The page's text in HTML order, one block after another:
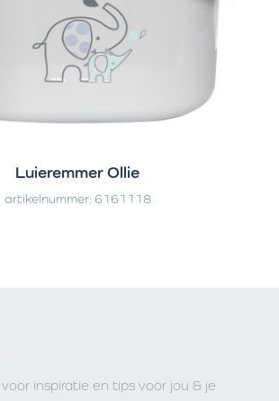
Luieremmer Ollie
artikelnummer: 6161118
inspiratie en tips voor jou & je